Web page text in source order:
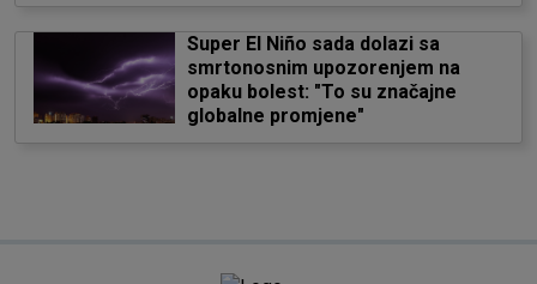
Super El Niño sada dolazi sa
smrtonosnim upozorenjem na
opaku bolest: "To su značajne
globalne promjene"